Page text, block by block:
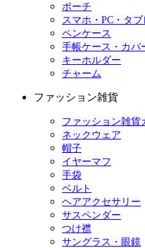
ポーチ
スマホ・PC・タ
ペンケース
手帳ケース・カバ
キーホルダー
チャーム
ファッション雑貨
ファッション雑貨
ネックウェア
帽子
イヤーマフ
手袋
ベルト
ヘアアクセサリー
サスペンダー
つけ襟
サングラス・眼鏡